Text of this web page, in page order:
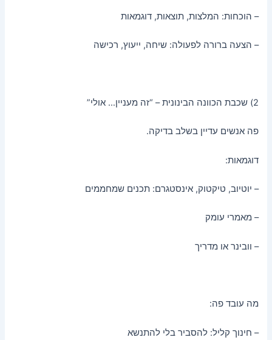
– הוכחות: המלצות, תוצאות, דוגמאות
– הצעה ברורה לפעולה: שיחה, ייעוץ, רכישה
2) שכבת הכוונה הבינונית – “זה מעניין… אולי”
פה אנשים עדיין בשלב בדיקה.
דוגמאות:
– יוטיוב, טיקטוק, אינסטגרם: תכנים שמחממים
– מאמרי עומק
– וובינר או מדריך
מה עובד פה:
– חינוך קליל: להסביר בלי להתנשא